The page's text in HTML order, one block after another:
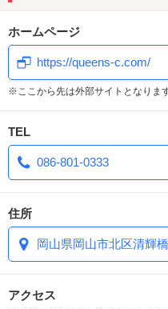
ホームページ
https://queens-c.com/
※ここから先は外部サイトとなります
TEL
086-801-0333
住所
岡山県岡山市北区清輝
アクセス